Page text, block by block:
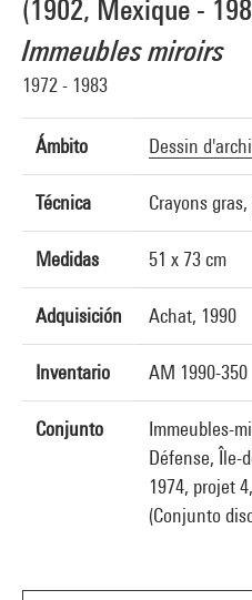
(1902, Mexique -
Immeubles miroirs
1972 - 1983
Ámbito Dessin
Técnica Crayons
Medidas 51 x 73 cm
Adquisición Achat, 1990
Inventario AM 1990-350
Conjunto
Immeubles-
Défense, Île-
1974, projet
(Conjunto